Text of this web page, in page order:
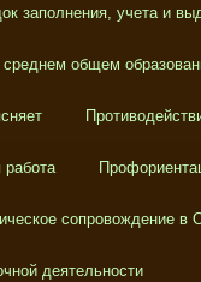
заполнения, учета и
общем
работа
сопровождение в
деятельности